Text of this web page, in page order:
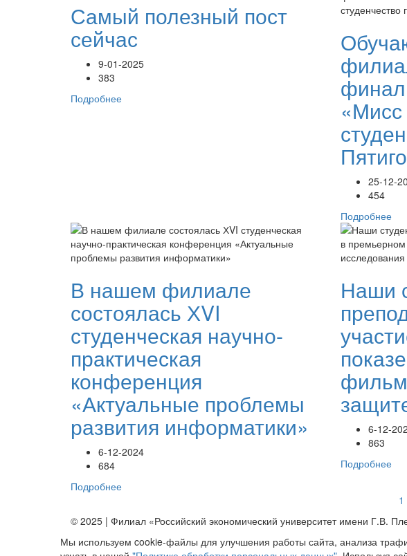
Самый полезный пост
сейчас
9-01-2025
383
Подробнее
25-12-
454
Подробнее
В нашем филиале
состоялась ХVI
студенческая научно-
практическая
конференция
«Актуальные проблемы
развития информатики»
6-12-2024
684
Подробнее
Наши
6-12-
863
Подробнее
1
© 2025 | Филиал «Российский экономический университет имени Г.В.
Мы используем cookie-файлы для улучшения работы сайта, анализа